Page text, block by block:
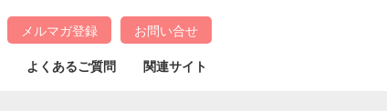
メルマガ登録 お問い合せ
よくあるご質問 関連サイト